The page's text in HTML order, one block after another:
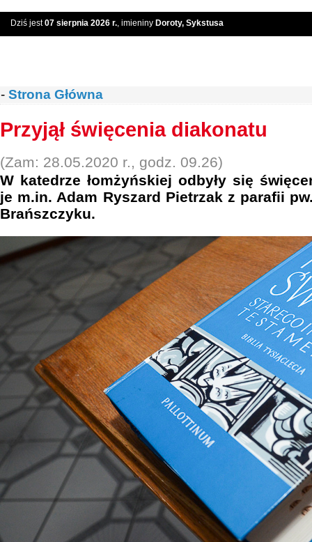
Dziś jest07 sierpnia 2026 r., imieniny Doroty, Sykstusa
- Strona Główna
Przyjął święcenia diakonatu
(Zam: 28.05.2020 r., godz. 09.26)
W katedrze łomżyńskiej odbyły się
je m.in. Adam Ryszard Pietrzak z parafii
Brańszczyku.